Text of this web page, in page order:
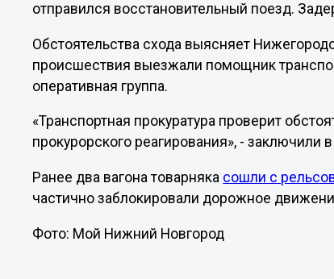
отправился восстановительный поезд.
Обстоятельства схода выясняет
происшествия выезжали помощник
оперативная группа.
«Транспортная прокуратура проверит
прокурорского реагирования», - заключили
Ранее два вагона товарняка сошли с
частично заблокировали дорожное
Фото: Мой Нижний Новгород